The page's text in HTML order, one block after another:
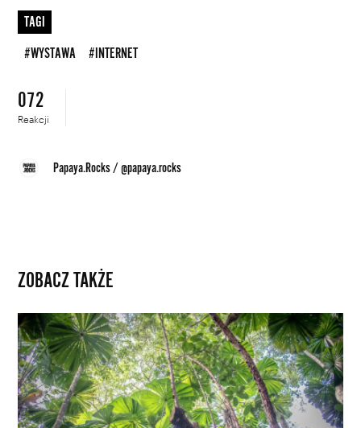
TAGI
#WYSTAWA #INTERNET
072
Reakcji
Papaya.Rocks/@papaya.rocks
ZOBACZ TAKŻE
Najstarszy
las
deszczowy
na
świecie
zostanie